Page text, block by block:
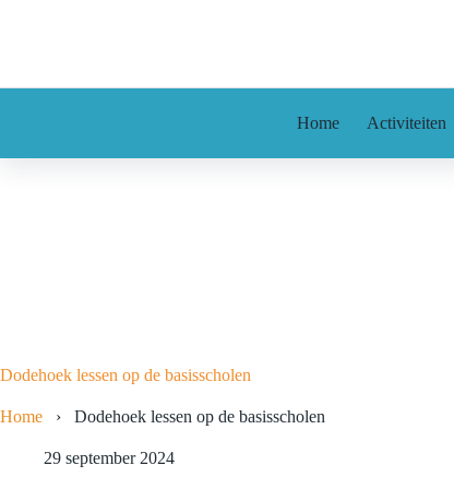
Home Activiteiten
Dodehoek lessen op de basisscholen
Home › Dodehoek lessen op de basisscholen
29 september 2024